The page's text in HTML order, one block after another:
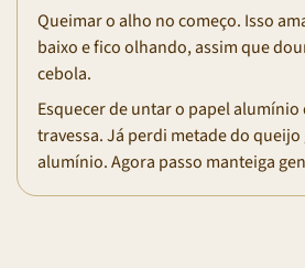
Queimar o alho no começo. Isso
baixo e fico olhando, assim que
cebola.
Esquecer de untar o papel alumínio
travessa. Já perdi metade do
alumínio. Agora passo manteiga